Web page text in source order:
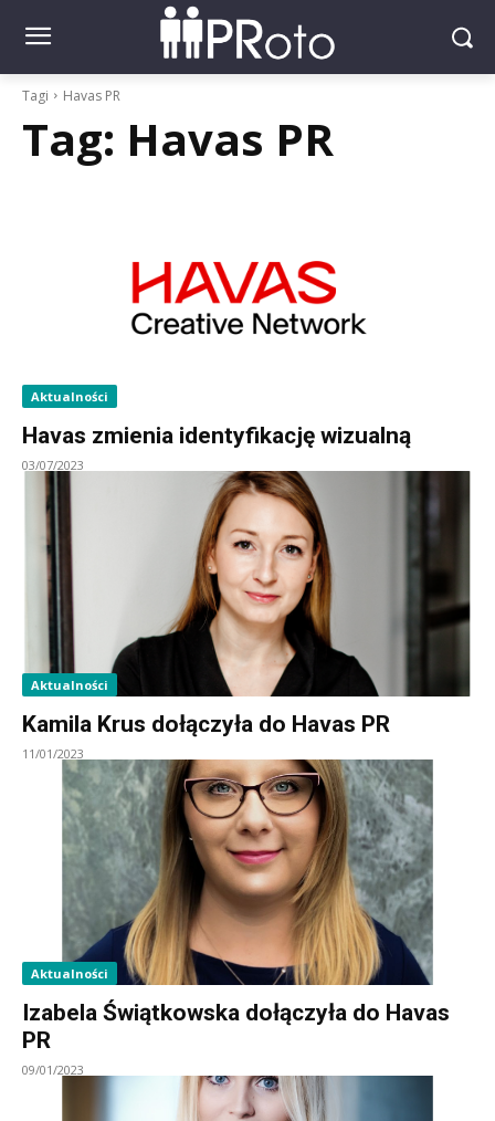
Tagi Havas PR
Tag: Havas PR
Aktualności
Havas zmienia identyfikację wizualną
03/07/2023
Aktualności
Kamila Krus dołączyła do Havas PR
11/01/2023
Aktualności
Izabela Świątkowska dołączyła do Havas
PR
09/01/2023